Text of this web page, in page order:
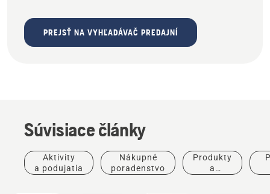
PREJSŤ NA VYHĽADÁVAČ PREDAJNÍ
Súvisiace články
Aktivity
a podujatia
Nákupné
poradenstvo
Produkty
a
Ponuky
Rider pre
Ponuky